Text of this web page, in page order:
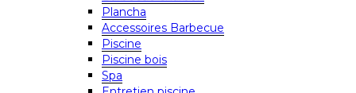
Plancha
Accessoires Barbecue
Piscine
Piscine bois
Spa